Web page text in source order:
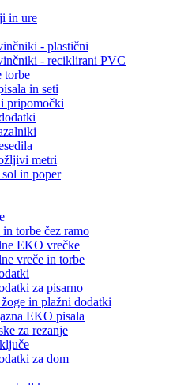
in ure
- plastični
- reciklirani PVC
torbe
in seti
pripomočki
metri
in poper
torbe čez ramo
EKO vrečke
vreče in torbe
za pisarno
in plažni dodatki
EKO pisala
za rezanje
za dom